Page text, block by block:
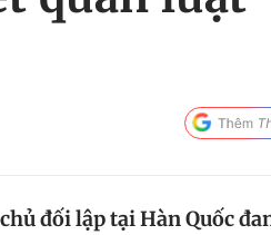
đối lập tại Hàn Quốc